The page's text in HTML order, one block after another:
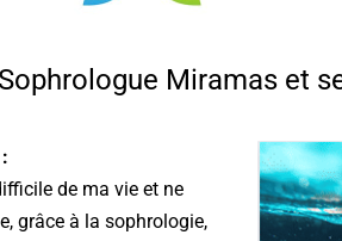
Sophrologue Miramas et
de ma vie et ne
grâce à la sophrologie,